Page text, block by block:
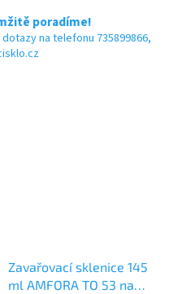
poradíme!
na telefonu 735899866,
Zavařovací sklenice 145
ml AMFORA TO 53 na